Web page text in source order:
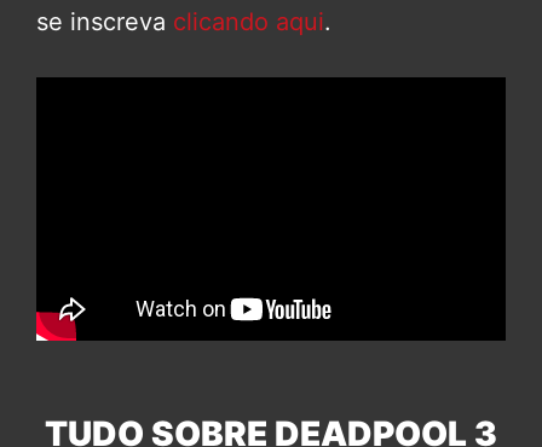
se inscreva clicando aqui.
TUDO SOBRE DEADPOOL 3